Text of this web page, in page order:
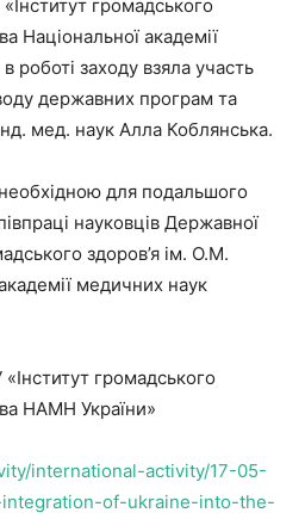
громадського
Національної академії
роботі заходу взяла участь
державних програм та
мед. наук Алла Коблянська.
для подальшого
науковців Державної
здоров’я ім. О.М.
медичних наук
громадського
НАМН України»
international-activity/17-05-
of-ukraine-into-the-